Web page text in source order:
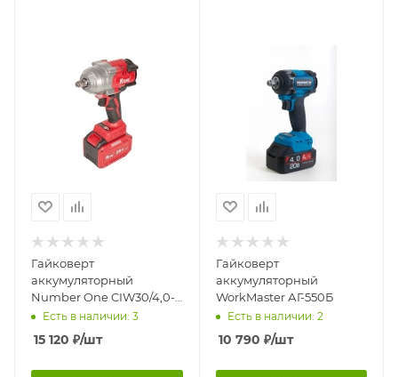
Гайковерт
аккумуляторный
Number One CIW30/4,0-
PRO-BL
Есть в наличии: 3
15 120 ₽/шт
Гайковерт
аккумуляторный
WorkMaster АГ-550Б
Есть в наличии: 2
10 790 ₽/шт